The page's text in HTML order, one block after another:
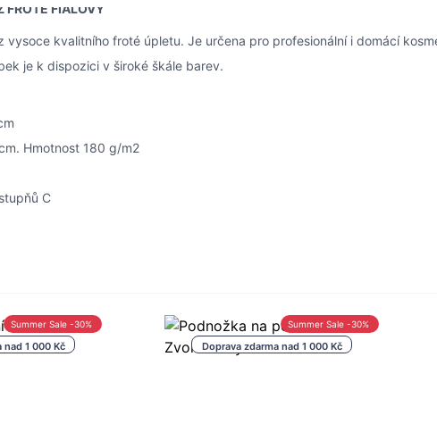
FROTÉ FIALOVÝ
vysoce kvalitního froté úpletu. Je určena pro profesionální i domácí
je k dispozici v široké škále barev.
Hmotnost 180 g/m2
C
nad 1 000 Kč
Summer Sale -30%
Doprava zdarma nad 1 000 Kč
Summer Sale -30%